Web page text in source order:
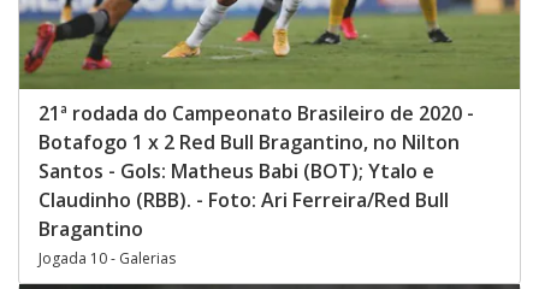
21ª rodada do Campeonato Brasileiro de 2020 -
Botafogo 1 x 2 Red Bull Bragantino, no Nilton
Santos - Gols: Matheus Babi (BOT); Ytalo e
Claudinho (RBB). - Foto: Ari Ferreira/Red Bull
Bragantino
Jogada 10 - Galerias